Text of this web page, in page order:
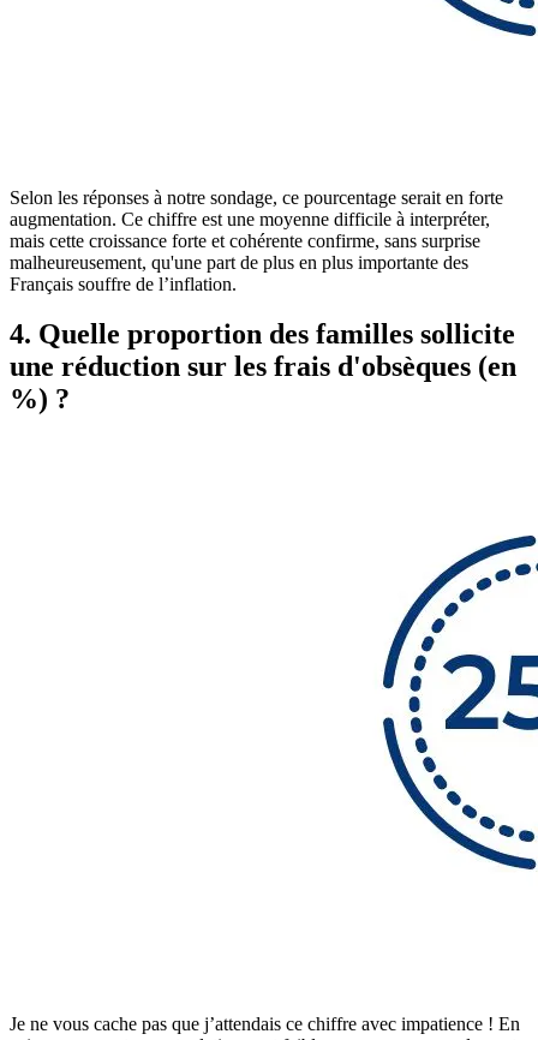
Selon les réponses à notre sondage, ce pourcentage serait en forte
augmentation. Ce chiffre est une moyenne difficile à interpréter,
mais cette croissance forte et cohérente confirme, sans surprise
malheureusement, qu'une part de plus en plus importante des
Français souffre de l’inflation.
4. Quelle proportion des familles sollicite
une réduction sur les frais d'obsèques (en
%) ?
Je ne vous cache pas que j’attendais ce chiffre avec impatience ! En